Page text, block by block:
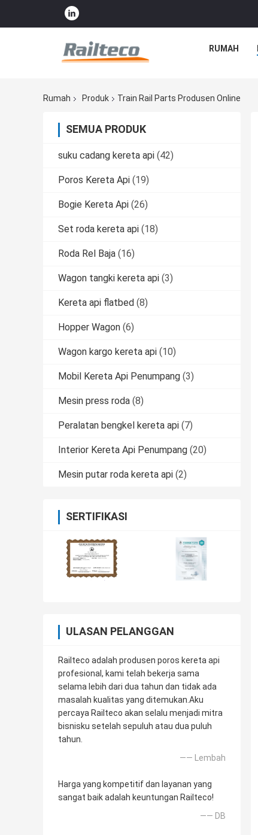
RUMAH
Rumah Produk Train Rail Parts Produsen Online
SEMUA PRODUK
suku cadang kereta api (42)
Poros Kereta Api (19)
Bogie Kereta Api (26)
Set roda kereta api (18)
Roda Rel Baja (16)
Wagon tangki kereta api (3)
Kereta api flatbed (8)
Hopper Wagon (6)
Wagon kargo kereta api (10)
Mobil Kereta Api Penumpang (3)
Mesin press roda (8)
Peralatan bengkel kereta api (7)
Interior Kereta Api Penumpang (20)
Mesin putar roda kereta api (2)
SERTIFIKASI
ULASAN PELANGGAN
Railteco adalah produsen poros kereta api
profesional, kami telah bekerja sama
selama lebih dari dua tahun dan tidak ada
masalah kualitas yang ditemukan.Aku
percaya Railteco akan selalu menjadi mitra
bisnisku setelah sepuluh atau dua puluh
tahun.
—— Lembah
Harga yang kompetitif dan layanan yang
sangat baik adalah keuntungan Railteco!
—— DB